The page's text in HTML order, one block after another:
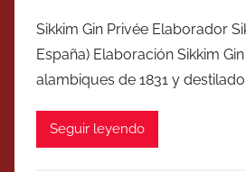
Sikkim Gin Privée Elaborador
España) Elaboración Sikkim
alambiques de 1831 y
Seguir leyendo